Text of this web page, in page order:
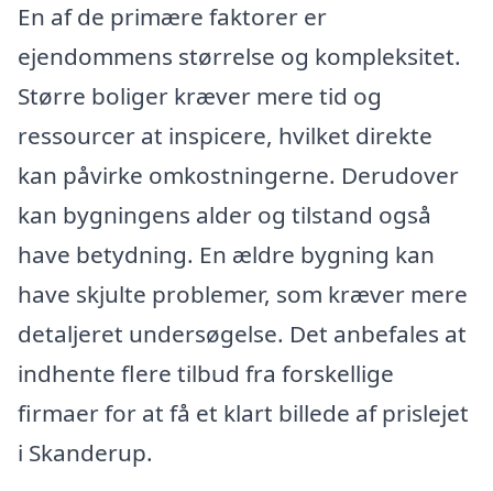
En af de primære faktorer er
ejendommens størrelse og kompleksitet.
Større boliger kræver mere tid og
ressourcer at inspicere, hvilket direkte
kan påvirke omkostningerne. Derudover
kan bygningens alder og tilstand også
have betydning. En ældre bygning kan
have skjulte problemer, som kræver mere
detaljeret undersøgelse. Det anbefales at
indhente flere tilbud fra forskellige
firmaer for at få et klart billede af prislejet
i Skanderup.